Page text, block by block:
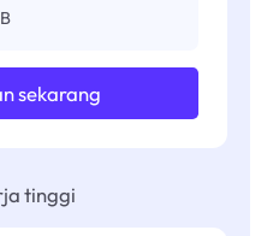
sekarang
tinggi